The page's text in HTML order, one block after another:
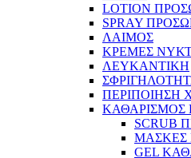
LOTION
SPRAY
ΛΑΙΜΟΣ
ΚΡΕΜΕΣ
ΛΕΥΚΑΝΤΙΚΗ
ΠΕΡΙΠΟΙΗΣΗ
ΚΑΘΑΡΙΣΜΟΣ
SCRUB
ΜΑΣΚΕΣ
GEL